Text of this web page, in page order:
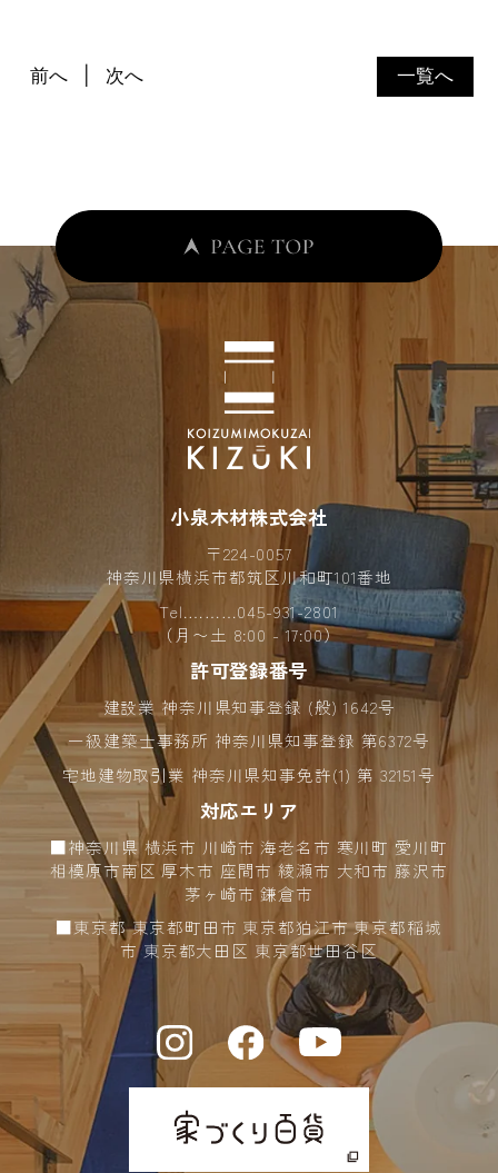
一覧へ
前へ 次へ
小泉木材株式会社
〒224-0057
神奈川県横浜市都筑区川和町101番地
Tel.………045-931-2801
（月〜土 8:00 - 17:00）
許可登録番号
建設業 神奈川県知事登録 (般) 1642号
一級建築士事務所 神奈川県知事登録 第6372号
宅地建物取引業 神奈川県知事免許(1) 第 32151号
対応エリア
■神奈川県 横浜市 川崎市 海老名市 寒川町 愛川町
相模原市南区 厚木市 座間市 綾瀬市 大和市 藤沢市
茅ヶ崎市 鎌倉市
■東京都 東京都町田市 東京都狛江市 東京都稲城
市 東京都大田区 東京都世田谷区